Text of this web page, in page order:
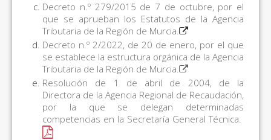
Decreto n.º 279/2015 de 7 de octubre, por el
que se aprueban los Estatutos de la Agencia
Tributaria de la Región de Murcia.
Decreto n.º 2/2022, de 20 de enero, por el que
se establece la estructura orgánica de la Agencia
Tributaria de la Región de Murcia.
Resolución de 1 de abril de 2004, de la
Directora de la Agencia Regional de Recaudación,
por la que se delegan determinadas
competencias en la Secretaría General Técnica.